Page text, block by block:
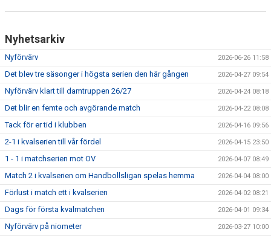
Nyhetsarkiv
Nyförvärv 2026-06-26 11:58
Det blev tre säsonger i högsta serien den här gången 2026-04-27 09:54
Nyförvärv klart till damtruppen 26/27 2026-04-24 08:18
Det blir en femte och avgörande match 2026-04-22 08:08
Tack för er tid i klubben 2026-04-16 09:56
2-1 i kvalserien till vår fördel 2026-04-15 23:50
1 - 1 i matchserien mot OV 2026-04-07 08:49
Match 2 i kvalserien om Handbollsligan spelas hemma 2026-04-04 08:00
Förlust i match ett i kvalserien 2026-04-02 08:21
Dags för första kvalmatchen 2026-04-01 09:34
Nyförvärv på niometer 2026-03-27 10:00